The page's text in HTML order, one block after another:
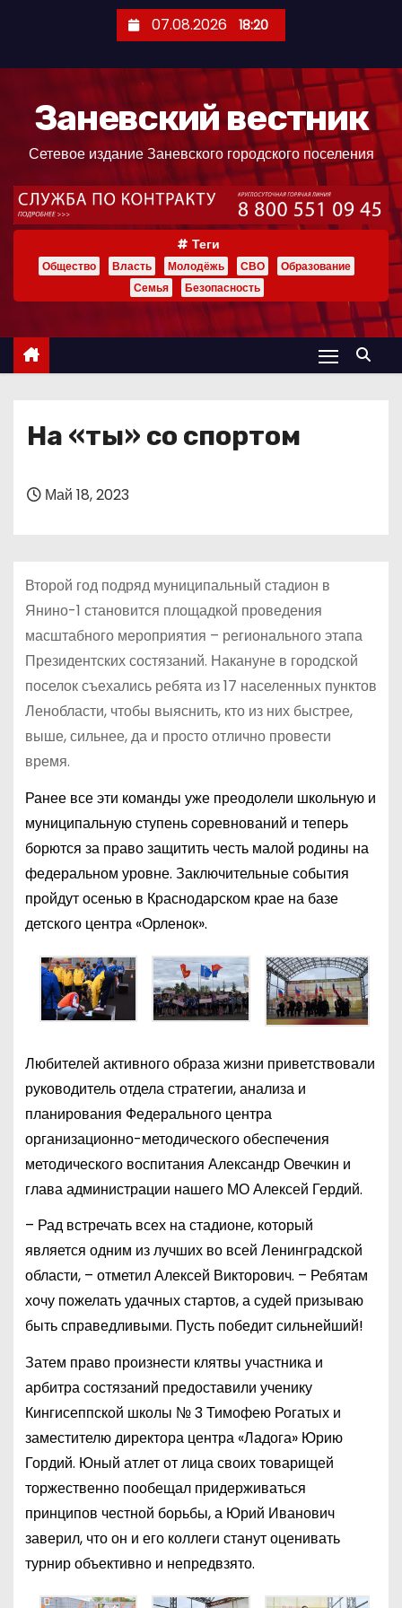
ж
07.08.2026 18:20
Заневский вестник
Сетевое издание Заневского городского поселения
Теги
Общество Власть Молодёжь СВО
Образование
Семья
Безопасность
На «ты» со спортом
Май 18, 2023
Второй год подряд муниципальный стадион в
Янино-1 становится площадкой проведения
масштабного мероприятия – регионального этапа
Президентских состязаний. Накануне в городской
поселок съехались ребята из 17 населенных пунктов
Ленобласти, чтобы выяснить, кто из них быстрее,
выше, сильнее, да и просто отлично провести
время.
Ранее все эти команды уже преодолели школьную и
муниципальную ступень соревнований и теперь
борются за право защитить честь малой родины на
федеральном уровне. Заключительные события
пройдут осенью в Краснодарском крае на базе
детского центра «Орленок».
Любителей активного образа жизни приветствовали
руководитель отдела стратегии, анализа и
планирования Федерального центра
организационно-методического обеспечения
методического воспитания Александр Овечкин и
глава администрации нашего МО Алексей Гердий.
– Рад встречать всех на стадионе, который
является одним из лучших во всей Ленинградской
области, – отметил Алексей Викторович. – Ребятам
хочу пожелать удачных стартов, а судей призываю
быть справедливыми. Пусть победит сильнейший!
Затем право произнести клятвы участника и
арбитра состязаний предоставили ученику
Кингисеппской школы № 3 Тимофею Рогатых и
заместителю директора центра «Ладога» Юрию
Гордий. Юный атлет от лица своих товарищей
торжественно пообещал придерживаться
принципов честной борьбы, а Юрий Иванович
заверил, что он и его коллеги станут оценивать
турнир объективно и непредвзято.